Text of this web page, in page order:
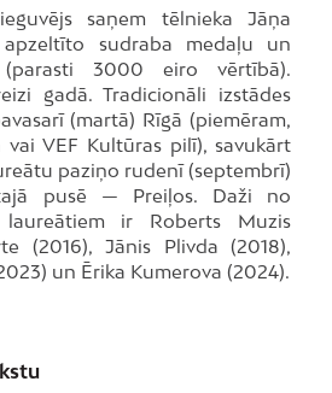
saņem tēlnieka Jāņa
sudraba medaļu un
3000 eiro vērtībā).
gadā. Tradicionāli izstādes
(martā) Rīgā (piemēram,
vai VEF Kultūras pilī), savukārt
paziņo rudenī (septembrī)
pusē — Preiļos. Daži no
laureātiem ir Roberts Muzis
(2016), Jānis Plivda (2018),
un Ērika Kumerova (2024).